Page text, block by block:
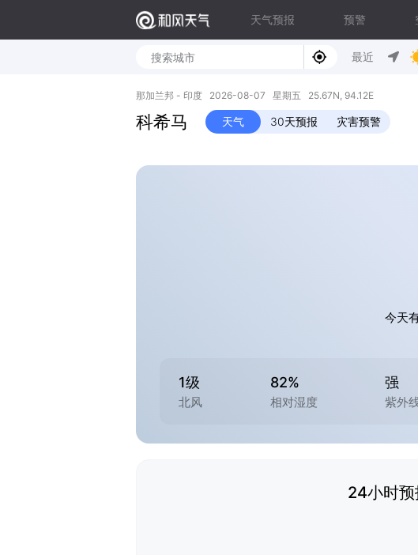
天气预报 预警
最近
那加兰邦 - 印度 2026-08-07 星期五 25.67N, 94.12E
科希马 天气 30天预报 灾害预警
今天
1级
北风
82%
相对湿度
强
紫外
24小时预